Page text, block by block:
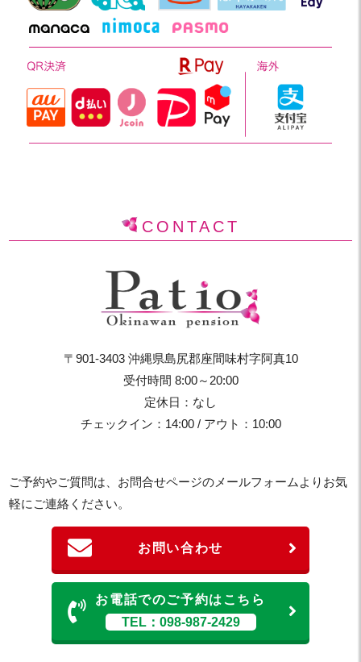
CONTACT
〒901-3403 沖縄県島尻郡座間味村字阿真10
受付時間 8:00～20:00
定休日：なし
チェックイン：14:00 / アウト：10:00
ご予約やご質問は、お問合せページのメールフォームよりお気
軽にご連絡ください。
お問い合わせ
お電話でのご予約はこちら
TEL：098-987-2429